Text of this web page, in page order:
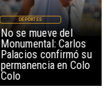
No se mueve del
Monumental: Carlos
Palacios confirmó su
permanencia en Colo
Colo
DEPORTES